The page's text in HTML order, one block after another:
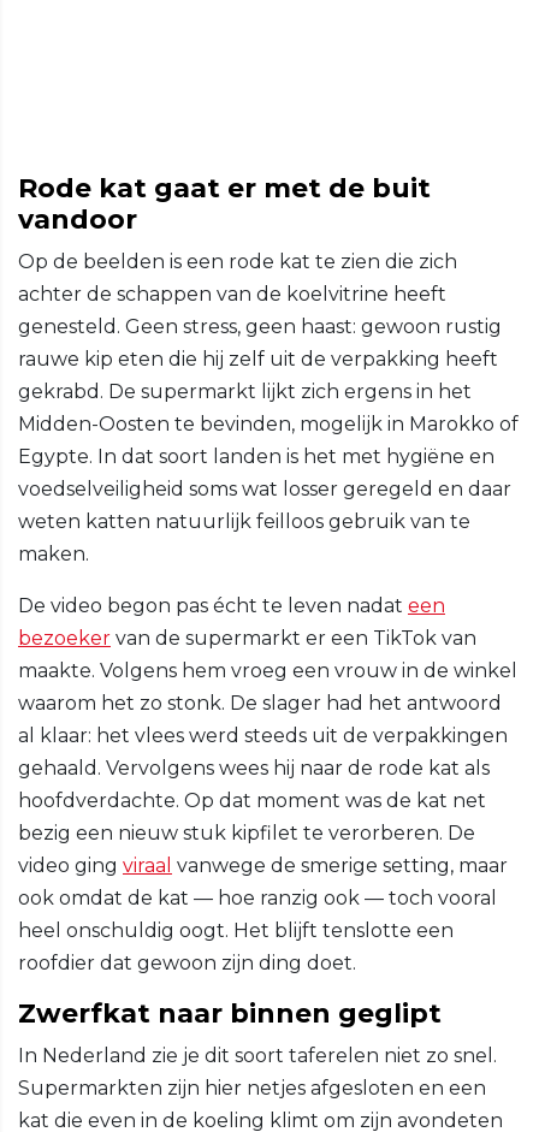
Rode kat gaat er met de buit
vandoor
Op de beelden is een rode kat te zien die zich
achter de schappen van de koelvitrine heeft
genesteld. Geen stress, geen haast: gewoon rustig
rauwe kip eten die hij zelf uit de verpakking heeft
gekrabd. De supermarkt lijkt zich ergens in het
Midden-Oosten te bevinden, mogelijk in Marokko of
Egypte. In dat soort landen is het met hygiëne en
voedselveiligheid soms wat losser geregeld en daar
weten katten natuurlijk feilloos gebruik van te
maken.
De video begon pas écht te leven nadat een
bezoeker van de supermarkt er een TikTok van
maakte. Volgens hem vroeg een vrouw in de winkel
waarom het zo stonk. De slager had het antwoord
al klaar: het vlees werd steeds uit de verpakkingen
gehaald. Vervolgens wees hij naar de rode kat als
hoofdverdachte. Op dat moment was de kat net
bezig een nieuw stuk kipfilet te verorberen. De
video ging viraal vanwege de smerige setting, maar
ook omdat de kat — hoe ranzig ook — toch vooral
heel onschuldig oogt. Het blijft tenslotte een
roofdier dat gewoon zijn ding doet.
Zwerfkat naar binnen geglipt
In Nederland zie je dit soort taferelen niet zo snel.
Supermarkten zijn hier netjes afgesloten en een
kat die even in de koeling klimt om zijn avondeten